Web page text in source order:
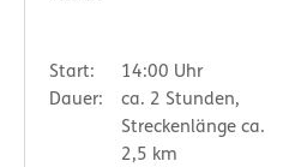
Start:
14:00 Uhr
Dauer:
ca. 2 Stunden,
Streckenlänge ca.
2,5 km